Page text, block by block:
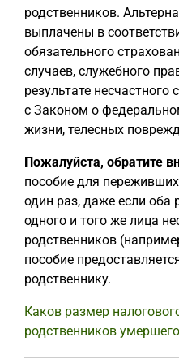
родственников.
выплачены в
обязательного
случаев, служебного
результате несчастного
с Законом о
жизни, телесных
Пожалуйста, обратите
пособие для
один раз, даже если оба
одного и того же лица
родственников
пособие
родственнику.
Каков размер
родственников